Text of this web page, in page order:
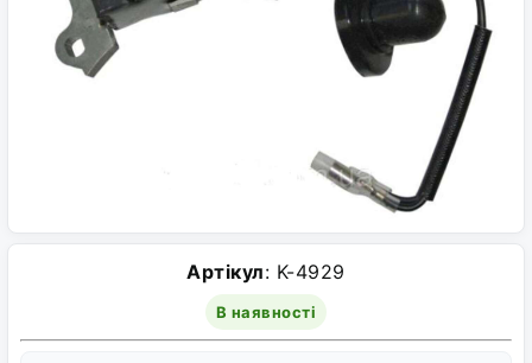
Артікул: K-4929
В наявності